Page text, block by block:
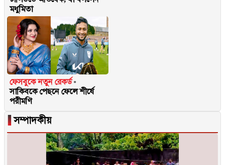
মধুমিতা
ফেসবুকে নতুন রেকর্ড
সাকিবকে পেছনে ফেলে শীর্ষে
পরীমণি
▐সম্পাদকীয়